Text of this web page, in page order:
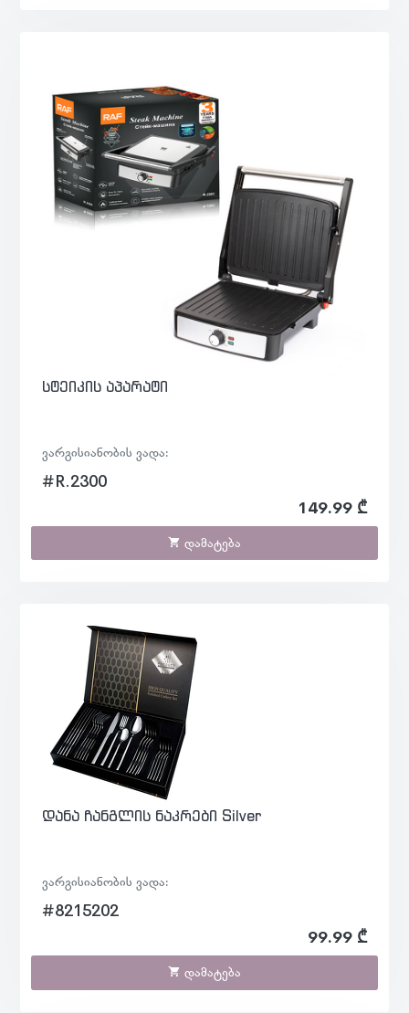
სტეიკის აპარატი
ვარგისიანობის ვადა:
#R.2300
149.99 ₾
დამატება
დანა ჩანგლის ნაკრები Silver
ვარგისიანობის ვადა:
#8215202
99.99 ₾
დამატება